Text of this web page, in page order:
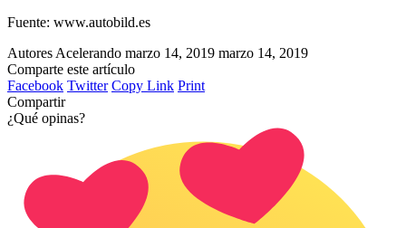
Fuente: www.autobild.es
Autores Acelerando marzo 14, 2019 marzo 14, 2019
Comparte este artículo
Facebook Twitter Copy Link Print
Compartir
¿Qué opinas?